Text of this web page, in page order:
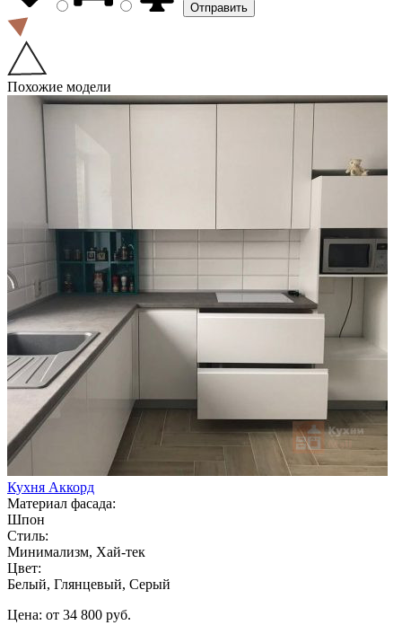
Похожие модели
Кухня Аккорд
Материал фасада:
Шпон
Стиль:
Минимализм, Хай-тек
Цвет:
Белый, Глянцевый, Серый
Цена: от 34 800 руб.